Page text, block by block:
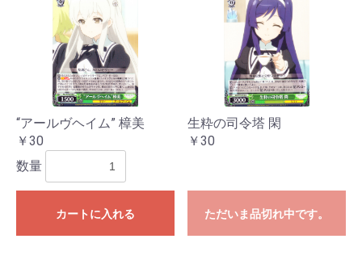
“アールヴヘイム” 樟美
￥30
数量
カートに入れる
生粋の司令塔 閑
￥30
ただいま品切れ中です。